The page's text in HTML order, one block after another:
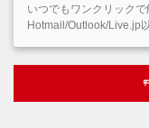
いつでもワンクリック
Hotmail/Outlook/Live.jp